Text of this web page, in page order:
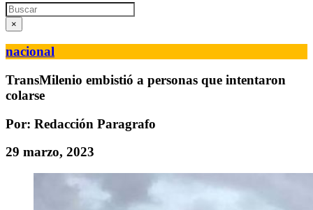
Search
×
nacional
TransMilenio embistió a personas que intentaron
colarse
Por: Redacción Paragrafo
29 marzo, 2023